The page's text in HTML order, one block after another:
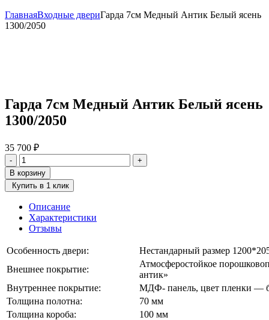
ГлавнаяВходные двериГарда 7см Медный Антик Белый ясень
1300/2050
Гарда 7см Медный Антик Белый ясень
1300/2050
35 700 ₽
Количество
товара
Гарда
7см
Медный
Антик
Белый
1300/2050
-
+
В корзину
Купить в 1 клик
Описание
Характеристики
Отзывы
Особенность двери:
Нестандарный размер
Внешнее покрытие:
Атмосферостойкое
антик»
Внутреннее покрытие:
МДФ- панель, цвет пленки —
Толщина полотна:
70 мм
Толщина короба:
100 мм